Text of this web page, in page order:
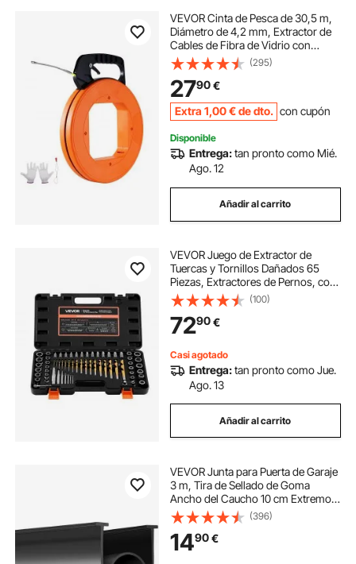
VEVOR Cinta de Pesca de 30,5 m,
Diámetro de 4,2 mm, Extractor de
Cables de Fibra de Vidrio con
Carcasa y Mango, Herramienta
Extractora de Cables para Paredes
y Conductos Eléctricos, no
Conductor
(295)
2790€
Extra 1,00 €de dto. con cupón
Disponible
Entrega:tan pronto como Mié.
Ago. 12
Añadir al carrito
VEVOR Juego de Extractor de
Tuercas y Tornillos Dañados 65
Piezas, Extractores de Pernos, con
Brocas, Adaptadores y Estuche de
Almacenamiento, Herramientas
para Sacar Tornillos Rotos
Oxidados Pintados
(100)
7290€
Casi agotado
Entrega:tan pronto como Jue.
Ago. 13
Añadir al carrito
VEVOR Junta para Puerta de Garaje
3 m, Tira de Sellado de Goma
Ancho del Caucho 10 cm Extremo
en T para Evitar Penetración del
Viento, Lluvia, Lámina, Puerta
Seccional y Basculante, Almacén de
Fábrica
(396)
1490€